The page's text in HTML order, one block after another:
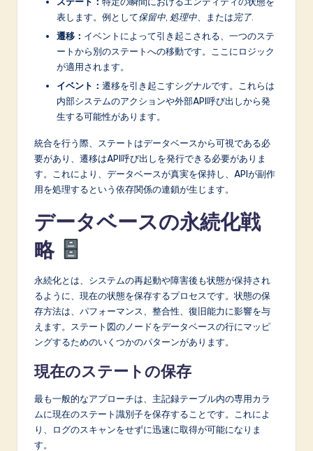
表します。例として保留中 処理中 、または完了
遷移： イベントによって引き起こされる、一つのステ
ートから別のステートへの移動です。ここにロジック
が適用されます。
イベント： 遷移を引き起こすシグナルです。これらは
内部システムのアクションや外部API呼び出しから発
生する可能性があります。
統合を行う際、ステートはデータベースから可視である必
要があり、遷移はAPI呼び出しを発行できる必要がありま
す。これにより、データベースが真実を保持し、APIが副作
用を処理するという依存関係の連鎖が生じます。
データベースの永続化戦
略
永続化とは、システムの再起動や障害後も状態が保持され
るように、現在の状態を保存するプロセスです。状態の保
存方法は、パフォーマンス、整合性、復旧能力に影響を与
えます。ステート図のノードをデータベースの行にマッピ
ングするためのいくつかのパターンがあります。
現在のステートの保存
最も一般的なアプローチは、主記録テーブル内の専用カラ
ムに現在のステート識別子を保存することです。これによ
り、ログのスキャンをせずに迅速に取得が可能になりま
す。